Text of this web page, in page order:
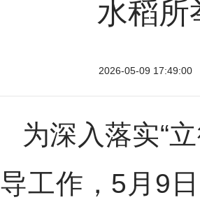
水稻所
2026-05-09 17:49:00
为深入落实“
导工作，5月9